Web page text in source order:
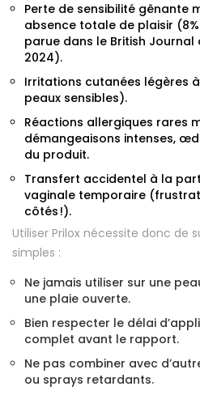
Perte de sensibilité gênante
absence totale de plaisir
parue dans le British Journal
2024).
Irritations cutanées légères
peaux sensibles).
Réactions allergiques rares
démangeaisons intenses,
du produit.
Transfert accidentel à la
vaginale temporaire
côtés !).
Utiliser Prilox nécessite donc de
simples :
Ne jamais utiliser sur une
une plaie ouverte.
Bien respecter le délai
complet avant le rapport.
Ne pas combiner avec
ou sprays retardants.